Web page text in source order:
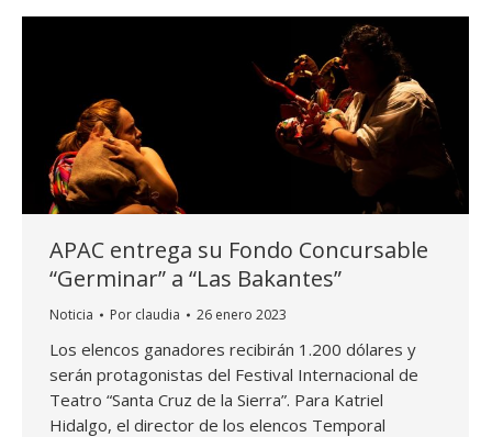
APAC entrega su Fondo Concursable
“Germinar” a “Las Bakantes”
Noticia Por claudia 26 enero 2023
Los elencos ganadores recibirán 1.200 dólares y
serán protagonistas del Festival Internacional de
Teatro “Santa Cruz de la Sierra”. Para Katriel
Hidalgo, el director de los elencos Temporal